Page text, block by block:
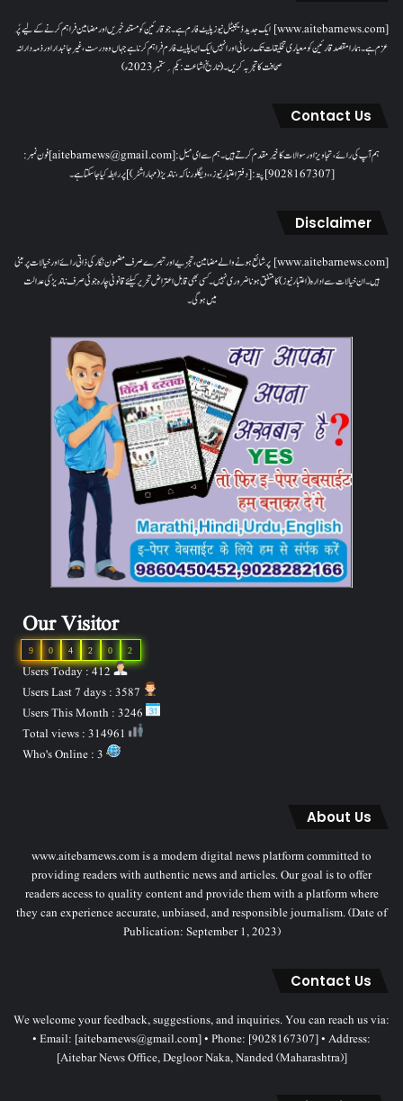
[www.aitebarnews.com] ایک جدید ڈیجیٹل نیوز پلیٹ فارم ہے۔ جو قارئین کو مستند خبریں اور مضامین فراہم کرنے کے لیے پُر
عزم ہے۔ ہمارا مقصدقارئین کو معیاری تخلیقات تک رسائی اور انہیں ایک ایسا پلیٹ فارم فراہم کرنا ہے جہاں وہ درست، غیر جانبدار اور ذمہ دارانہ
صحافت کا تجربہ کریں۔( تاریخ اشاعت : یکم؍ ستمبر 2023ء)
Contact Us
ہم آپ کی رائے، تجاویز اور سوالات کا خیرمقدم کرتے ہیں۔ ہم سےای میل: [aitebarnews@gmail.com]فون نمبر:
[9028167307]پتہ: [دفتر اعتبار نیوز، ، دیگلور ناکہ، ناندیڑ(مہاراشٹر) ] پر رابطہ کیا جاسکتا ہے۔
Disclaimer
[www.aitebarnews.com] پر شائع ہونے والے مضامین، تجزیے اور تبصرے صرف مضمون نگار کی ذاتی رائے اور خیالات پر مبنی
ہیں۔ ان خیالات سے ادارہ (اعتبار نیوز) کا متفق ہونا ضروری نہیں۔ کسی بھی قابل اعتراض تحریر کیلئے قانونی چارہ جوئی صرف ناندیڑ کی عدالت
میں ہوگی۔
Our Visitor
2
0
2
4
0
9
Users Today : 412
About Us
www.aitebarnews.com is a modern digital news platform committed to
providing readers with authentic news and articles. Our goal is to offer
readers access to quality content and provide them with a platform where
they can experience accurate, unbiased, and responsible journalism. (Date of
Publication: September 1, 2023)
Contact Us
We welcome your feedback, suggestions, and inquiries. You can reach us via:
• Email: [aitebarnews@gmail.com] • Phone: [9028167307] • Address:
[Aitebar News Office, Degloor Naka, Nanded (Maharashtra)]